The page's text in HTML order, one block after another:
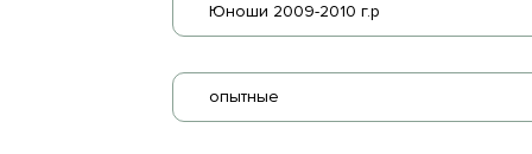
Юноши 2009-2010 г.р
опытные